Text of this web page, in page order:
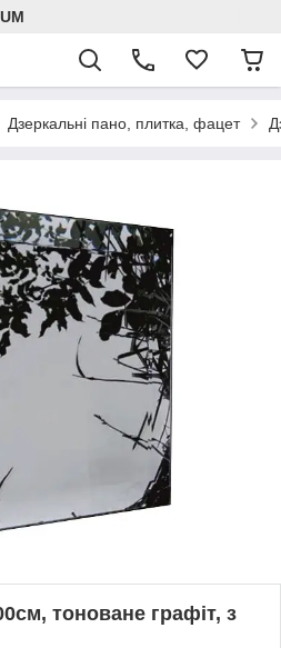
Дзеркальні пано, плитка, фацет
тоноване графіт, з